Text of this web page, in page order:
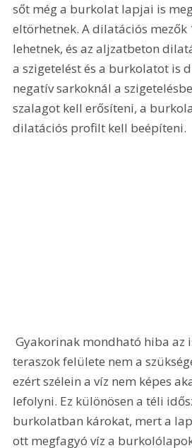
sőt még a burkolat lapjai is
eltörhetnek. A dilatációs mezők
lehetnek, és az aljzatbeton
a szigetelést és a burkolatot is
negatív sarkoknál a
szalagot kell erősíteni, a
dilatációs profilt kell beépíteni.
Gyakorinak mondható hiba az is, hogy a külső
teraszok felülete nem a
ezért szélein a víz nem képes
lefolyni. Ez különösen a téli
burkolatban károkat, mert a
ott megfagyó víz a